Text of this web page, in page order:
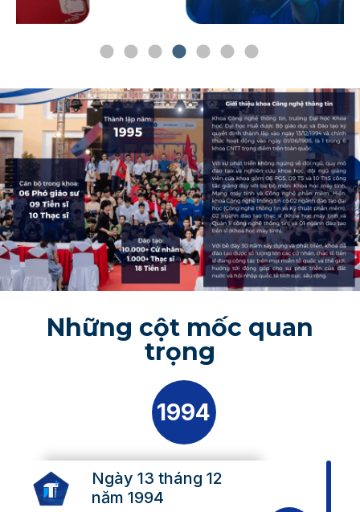
Những cột mốc quan
trọng
1994
Ngày 13 tháng 12
năm 1994